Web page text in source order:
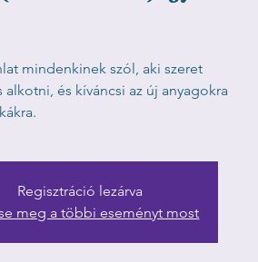
mindenkinek szól, aki szeret
alkotni, és kíváncsi az új anyagokra
Regisztráció lezárva
meg a többi eseményt most